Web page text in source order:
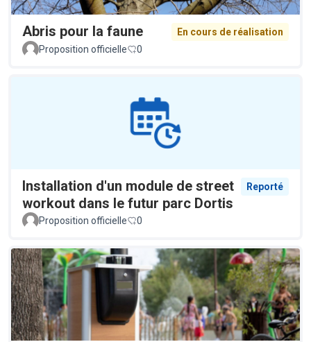
Abris pour la faune
En cours de réalisation
Proposition officielle
0
Installation d'un module de street
workout dans le futur parc Dortis
Reporté
Proposition officielle 0